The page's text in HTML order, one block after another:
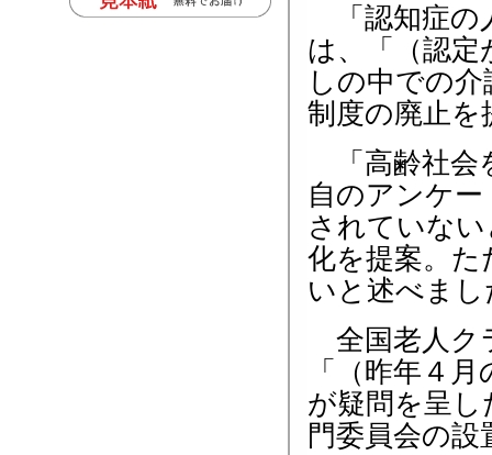
「認知症の
は、「（認定
しの中での
制度の廃止を
「高齢社会
自のアンケ
されていな
化を提案。
いと述べまし
全国老人ク
「（昨年４
が疑問を呈し
門委員会の